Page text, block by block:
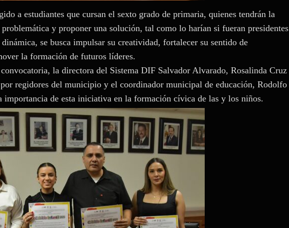
a estudiantes que cursan el sexto grado de primaria, quienes tendrán la
y proponer una solución, tal como lo harían si fueran presidentes
se busca impulsar su creatividad, fortalecer su sentido de
la formación de futuros líderes.
la directora del Sistema DIF Salvador Alvarado, Rosalinda Cruz
regidores del municipio y el coordinador municipal de educación, Rodolfo
importancia de esta iniciativa en la formación cívica de las y los niños.